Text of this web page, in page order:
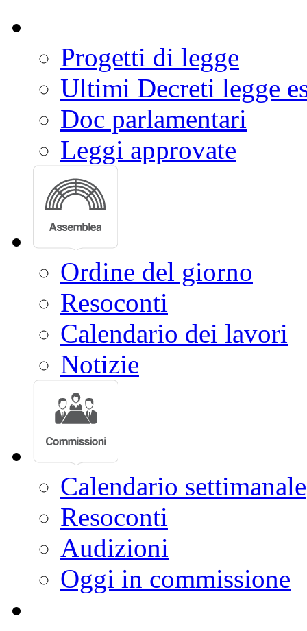
Progetti di legge
Ultimi Decreti legge
Doc parlamentari
Leggi approvate
Ordine del giorno
Resoconti
Calendario dei lavori
Notizie
Calendario settimanale
Resoconti